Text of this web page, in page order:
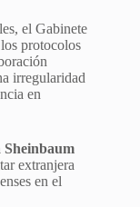
el Gabinete
protocolos
irregularidad
en
extranjera
en el